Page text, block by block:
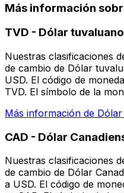
Más información
TVD - Dólar tuvaluano
Nuestras clasificaciones
de cambio de Dólar
USD. El código de
TVD. El símbolo de la
Más información de
CAD - Dólar
Nuestras clasificaciones
de cambio de Dólar
a USD. El código de